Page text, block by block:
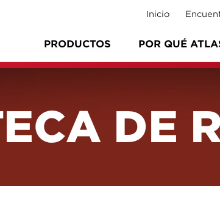
PRODUCTOS POR QUÉ
Inicio
DE